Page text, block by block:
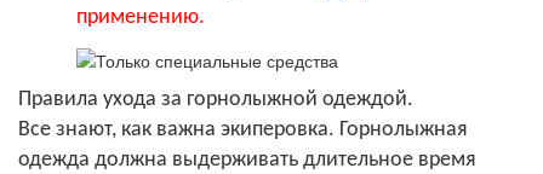
применению.
Правила ухода за горнолыжной одеждой.
Все знают, как важна экиперовка. Горнолыжная
одежда должна выдерживать длительное время